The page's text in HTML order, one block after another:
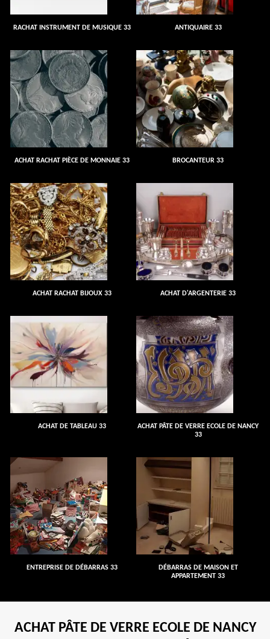
RACHAT INSTRUMENT DE MUSIQUE 33 ANTIQUAIRE 33
ACHAT RACHAT PIÈCE DE MONNAIE 33 BROCANTEUR 33
ACHAT RACHAT BIJOUX 33 ACHAT D'ARGENTERIE 33
ACHAT DE TABLEAU 33
ACHAT PÂTE DE VERRE ECOLE DE NANCY
33
ENTREPRISE DE DÉBARRAS 33
DÉBARRAS DE MAISON ET
APPARTEMENT 33
ACHAT PÂTE DE VERRE ECOLE DE NANCY